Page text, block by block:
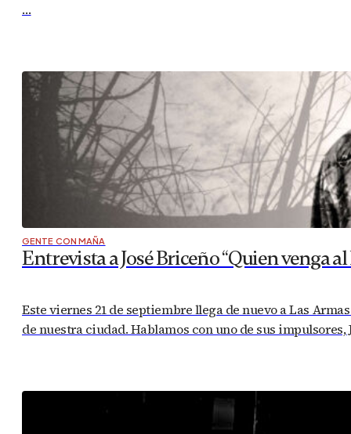
…
GENTE CON MAÑA
Entrevista a José Briceño “Quien venga
Este viernes 21 de septiembre llega de nuevo a Las
de nuestra ciudad. Hablamos con uno de sus